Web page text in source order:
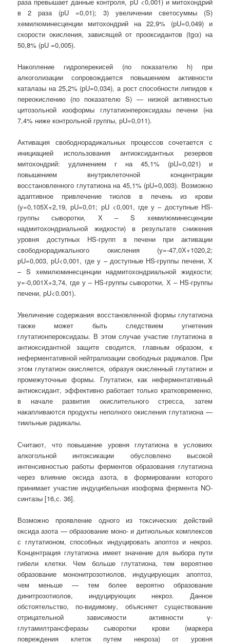
в 2 раза (рU =0,01); 3) увеличении светосуммы (S)
хемилюминесценции митохондрий на 22,9% (рU=0,049) и
скорости окисления, зависящей от прооксидантов (tgα) на
50,8% (рU =0,005).
Накопление гидроперекисей (по показателю h) при
алкоголизации сопровождается повышением активности
каталазы на 25,2% (рU=0,034), а рост способности липидов к
переокислению (по показателю S) — низкой активностью
цитозольной изоформы глутатионпероксидазы печени (на
7,4% ниже контрольной группы, рU=0,011).
Активация свободнорадикальных процессов сочетается с
инициацией использования антиоксидантных резервов
митохондрий: удлинением r на 45,1% (рU=0,021) и
повышением внутриклеточной концентрации
восстановленного глутатиона на 45,1% (рU=0,003). Возможно
адаптивное привлечение тиолов в печень из крови
(у=0,105Х+2,19, рU=0,01; рU <0,001, где у – доступные НS-
группы сыворотки, Х – S хемилюминесценции
надмитохондриальной жидкости) в результате снижения
уровня доступных HS-групп в печени при активации
свободнорадикального окисления (у=-47,0Х+1020,2;
рU=0,003, рU<0,001, где у – доступные НS-группы печени, Х
– S хемилюминесценции надмитохондриальной жидкости;
у=-0,001Х+3,74, где у – HS-группы сыворотки, Х – HS-группы
печени, рU<0.001).
Увеличение содержания восстановленной формы глутатиона
также может быть следствием угнетения
глутатионпероксидазы. В этом случае участие глутатиона в
антиоксидантной защите сводится, главным образом, к
неферментативной нейтрализации свободных радикалов. При
этом глутатион окисляется, образуя окисленный глутатион и
промежуточные формы. Глутатион, как неферментативный
антиоксидант, эффективно работает только кратковременно,
в начале развития окислительного стресса, затем
накапливаются продукты неполного окисления глутатиона —
тиильные радикалы.
Считают, что повышение уровня глутатиона в условиях
алкогольной интоксикации обусловлено высокой
интенсивностью работы ферментов образования глутатиона
через влияние оксида азота, в формировании которого
принимает участие индуцибельная изоформа фермента NO-
синтазы [16,с. 36].
Возможно проявление одного из токсических действий
оксида азота — образование моно- и дитиольных комплексов
с глутатионом, способных индуцировать апоптоз и некроз.
Концентрация глутатиона имеет значение для выбора пути
гибели клетки. Чем больше глутатиона, тем вероятнее
образование мононитрозотиолов, индуцирующих апоптоз,
чем меньше — тем более вероятно образование
динитрозотиолов, индуцирующих некроз. Данное
обстоятельство, по-видимому, объясняет существование
отрицательной зависимости активности γ-
глутамилтрансферазы сыворотки крови (маркера
повреждения клеток путем некроза) от уровня